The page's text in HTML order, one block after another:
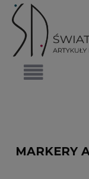
MARKERY